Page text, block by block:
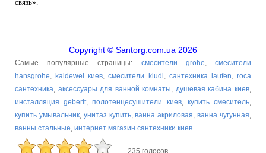
связь».
Copyright © Santorg.com.ua 2026
Самые популярные страницы: смесители grohe,смесители
hansgrohe, kaldewei киев,смесители kludi, сантехника laufen,roca
сантехника, аксессуары для ванной комнаты, душевая кабина киев,
инсталляция geberit,полотенцесушители киев, купить смеситель,
купить умывальник, унитаз купить,ванна акриловая,ванна чугунная,
ванны стальные, интернет магазин сантехники киев
235 голосов